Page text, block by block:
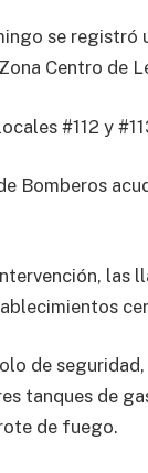
se
Centro de
#112 y
Bomberos
las
de
tanques de
de fuego.